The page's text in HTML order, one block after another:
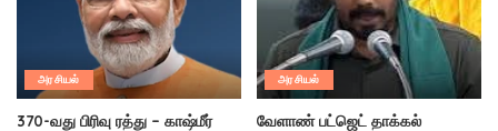
அரசியல்
370-வது பிரிவு ரத்து – காஷ்மீர்
அரசியல்
வேளாண் பட்ஜெட் தாக்கல்